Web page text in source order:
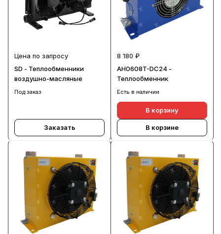
Цена по запросу
SD - Теплообменники
воздушно-масляные
Под заказ
Заказать
8 180 ₽
AH0608T-DC24 -
Теплообменник
Есть в наличии
В корзину
В корзине